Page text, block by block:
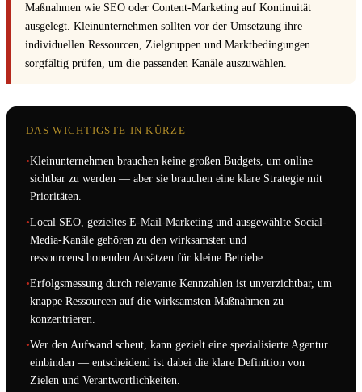
Maßnahmen wie SEO oder Content-Marketing auf Kontinuität
ausgelegt. Kleinunternehmen sollten vor der Umsetzung ihre
individuellen Ressourcen, Zielgruppen und Marktbedingungen
sorgfältig prüfen, um die passenden Kanäle auszuwählen.
DAS WICHTIGSTE IN KÜRZE
•Kleinunternehmen brauchen keine großen Budgets, um online
sichtbar zu werden — aber sie brauchen eine klare Strategie mit
Prioritäten.
•Local SEO, gezieltes E-Mail-Marketing und ausgewählte Social-
Media-Kanäle gehören zu den wirksamsten und
ressourcenschonenden Ansätzen für kleine Betriebe.
•Erfolgsmessung durch relevante Kennzahlen ist unverzichtbar, um
knappe Ressourcen auf die wirksamsten Maßnahmen zu
konzentrieren.
•Wer den Aufwand scheut, kann gezielt eine spezialisierte Agentur
einbinden — entscheidend ist dabei die klare Definition von
Zielen und Verantwortlichkeiten.